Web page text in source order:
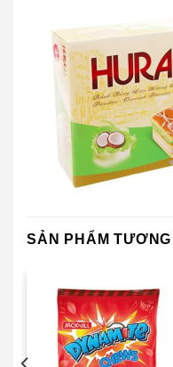
SẢN PHẨM